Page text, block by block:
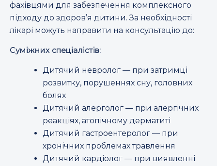
фахівцями для забезпечення комплексного
підходу до здоров’я дитини. За необхідності
лікарі можуть направити на консультацію до:
Суміжних спеціалістів:
Дитячий невролог — при затримці
розвитку, порушеннях сну, головних
болях
Дитячий алерголог — при алергічних
реакціях, атопічному дерматиті
Дитячий гастроентеролог — при
хронічних проблемах травлення
Дитячий кардіолог — при виявленні